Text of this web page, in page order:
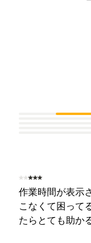
作業時間が
こなくて困
たらとても